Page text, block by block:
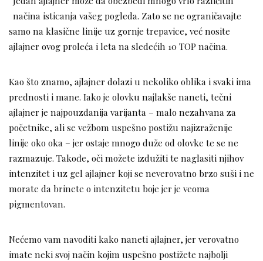
načina isticanja vašeg pogleda. Zato se ne ograničavajte
samo na klasične linije uz gornje trepavice, već nosite
ajlajner ovog proleća i leta na sledećih 10 TOP načina.
Kao što znamo, ajlajner dolazi u nekoliko oblika i svaki ima
prednosti i mane. Iako je olovku najlakše naneti, tečni
ajlajner je najpouzdanija varijanta – malo nezahvana za
početnike, ali se vežbom uspešno postižu najizraženije
linije oko oka – jer ostaje mnogo duže od olovke te se ne
razmazuje. Takođe, oči možete izdužiti te naglasiti njihov
intenzitet i uz gel ajlajner koji se neverovatno brzo suši i ne
morate da brinete o intenzitetu boje jer je veoma
pigmentovan.
Nećemo vam navoditi kako naneti ajlajner, jer verovatno
imate neki svoj način kojim uspešno postižete najbolji